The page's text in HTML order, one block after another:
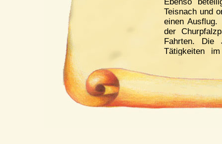
Teisnach und
einen
der
Fahrten. Die
Tätigkeiten
1.Vorsitzende: